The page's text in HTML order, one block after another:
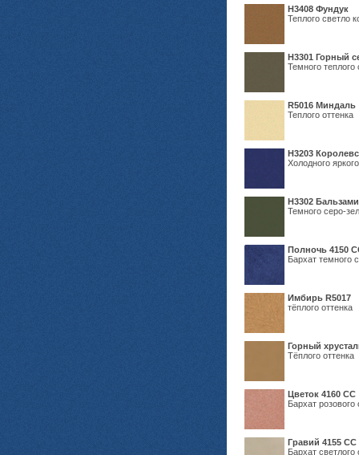
Н3408 Фундук
Теплого светло
Н3301 Горный
Темного теплого
R5016 Миндаль
Теплого оттенка
Н3203
Холодного
Н3302
Темного серо-
Полночь 4150
Бархат темного
Имбирь R5017
тёплого оттенка
Горный
Тёплого оттенка
Цветок 4160 СС
Бархат розового
Гравий 4155 СС
Бархат светлого